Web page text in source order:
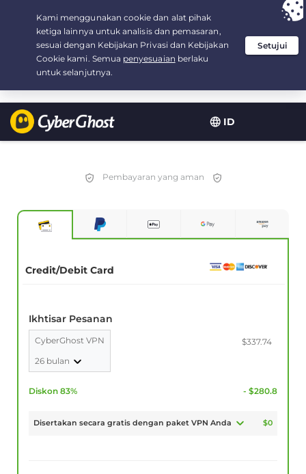
ID
Your choice: The Best Dealfor 2.1666666666667-years at $
/month
Pembayaran yang aman
Credit/Debit Card
Ikhtisar Pesanan
CyberGhost VPN
26 bulan
$337.74
Diskon 83% - $280.8
Disertakan secara gratis dengan paket VPN Anda $0